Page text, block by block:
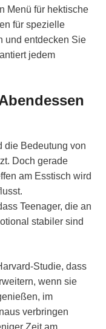
Menü für hektische
für spezielle
und entdecken Sie
jedem
die Bedeutung von
Doch gerade
am Esstisch wird
Teenager, die an
stabiler sind
Studie, dass
wenn sie
im
verbringen
Zeit am